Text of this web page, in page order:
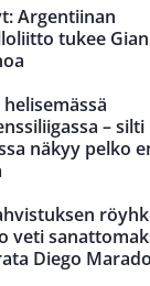
Argentiinan
tukee
– silti
näkyy pelko
veti
Diego